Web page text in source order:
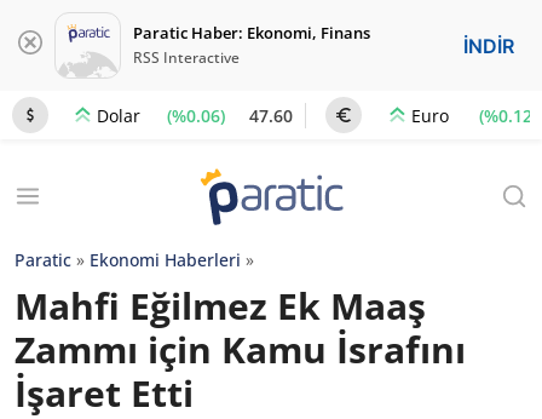
Paratic Haber: Ekonomi, Finans
RSS Interactive İNDİR
Dolar (%0.06) 47.60 Euro (%0.12)
Paratic » Ekonomi Haberleri »
Mahfi Eğilmez Ek Maaş
Zammı için Kamu İsrafını
İşaret Etti